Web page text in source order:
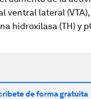
ventral lateral
hidroxilasa (TH) y
de forma gratuita